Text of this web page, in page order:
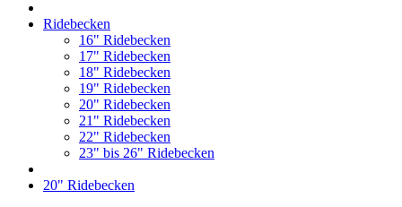
Ridebecken
16" Ridebecken
17" Ridebecken
18" Ridebecken
19" Ridebecken
20" Ridebecken
21" Ridebecken
22" Ridebecken
23" bis 26" Ridebecken
20" Ridebecken